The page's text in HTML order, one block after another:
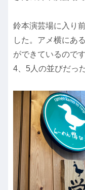
鈴本演芸場に入り
した。アメ横にある
ができているので
4、5人の並びだっ